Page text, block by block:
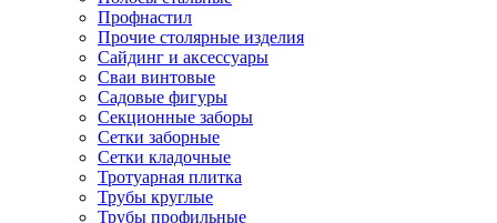
Профнастил
Прочие столярные изделия
Сайдинг и аксессуары
Сваи винтовые
Садовые фигуры
Секционные заборы
Сетки заборные
Сетки кладочные
Тротуарная плитка
Трубы круглые
Трубы профильные